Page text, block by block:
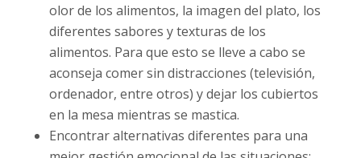
olor de los alimentos, la imagen del plato, los
diferentes sabores y texturas de los
alimentos. Para que esto se lleve a cabo se
aconseja comer sin distracciones (televisión,
ordenador, entre otros) y dejar los cubiertos
en la mesa mientras se mastica.
Encontrar alternativas diferentes para una